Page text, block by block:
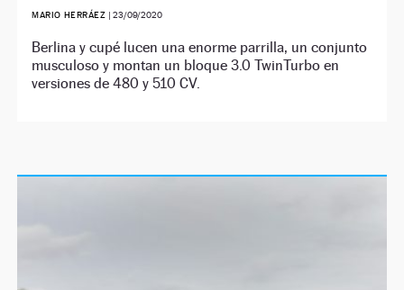
MARIO HERRÁEZ | 23/09/2020
Berlina y cupé lucen una enorme parrilla, un conjunto
musculoso y montan un bloque 3.0 TwinTurbo en
versiones de 480 y 510 CV.